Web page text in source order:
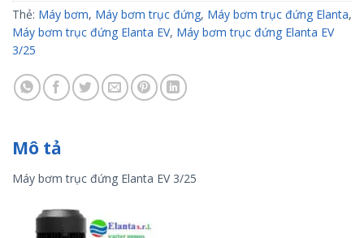
Thẻ: Máy bơm, Máy bơm trục đứng, Máy bơm trục đứng Elanta,
Máy bơm trục đứng Elanta EV, Máy bơm trục đứng Elanta EV
3/25
Mô tả
Máy bơm trục đứng Elanta EV 3/25